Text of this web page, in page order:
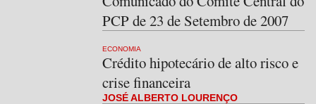
PCP de 23 de Setembro de 2007
ECONOMIA
Crédito hipotecário de alto risco e
crise financeira
JOSÉ ALBERTO LOURENÇO